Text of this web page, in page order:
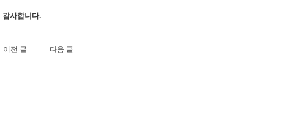
감사합니다.
이전 글 다음 글